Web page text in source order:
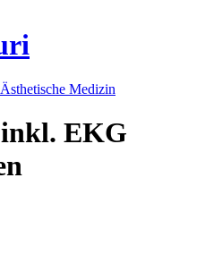
Medizin
EKG